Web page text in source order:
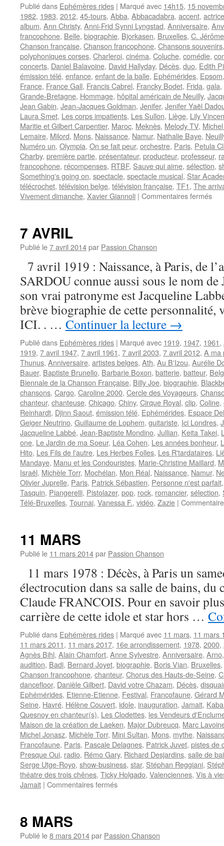
Publié dans Ephémères rides | Marqué avec 14h15, 15
1982, 1983, 2012, 45-tours, Abba, Abbacadabra, accent, actrice
album, Ann Christy, Anni-Frid Synni Lyngstad, Anniversaire,
francophone, Belle, biographie, Bjorkasen, Bruxelles, C. Jérôme
Chanson française, Chanson francophone, Chansons souvenirs
polyphoniques corses, Charleroi, cinéma, Coluche, comédie,
concerts, Daniel Balavoine, David Hallyday, Décès, duo, Edith
émission télé, enfance, enfant de la balle, Ephémérides, Epsom
France, France Gall, Francis Cabrel, Francky Bodet, Frida, gala,
Grande-Bretagne, Hommage, hôpital américain de Neuilly,
Jean Gabin, Jean-Jacques Goldman, Jenifer, Jenifer Yaël
Laura Smet, Les corps impatients, Les Sullon, Liège, Lily
Maritie et Gilbert Carpentier, Maroc, Meknès, Melody TV,
Lemaire, Milord, Mons, Naissance, Namur, Nathalie Baye,
Numéro un, Olympia, On se fait peur, orchestre, Paris, Petula
Charby, première partie, présentateur, producteur, professeur,
francophone, récompenses, RTBF, Sauve qui aime, sélection,
Something's going on, spectacle, spectacle musical, Star
télécrochet, télévision belge, télévision française, TF1, The
Vivement dimanche, Xavier Giannoli | Commentaires ferméssur
7 AVRIL
Publié le7 avril 2014par Passion Chanson
7 avril 1919 : Naissance, à Paris, de
SARDOU connue aussi sous le nom
son vrai patronyme est Jacqueline
brève biographie de cette
ICI. . … Continuer la lecture →
Publié dans Ephémères rides | Marqué avec 1919, 1947, 1961,
1919, 7 avril 1947, 7 avril 1961, 7 avril 2003, 7 avril 2012, A ma
Thunus, Anniversaire, artistes belges, Ath, Au B'Izou, Aurélie
Bauer, Baptiste Brunello, Barbarie Boxon, batterie, batteur,
Biennale de la Chanson Française, Billy Joe, biographie,
chansons, Cargo, Caroline 2000, Cercle des Voyageurs,
chanteur, chanteuse, Chicago, Chiny, Cirque Royal, clip, Coline,
Reinhardt, Djinn Saout, émission télé, Ephémérides, Espace
Geiger Neutrino, Guillaume de Lophem, guitariste, Ici Londres,
Jacqueline Labbé, Jean-Baptiste Mondino, Jullian, Keita Takei,
one, Le Jardin de ma Soeur, Léa Cohen, Les années bonheur,
Hito, Les Fils de l'autre, Les Herbes Folles, Les R'tardataires,
Mandaye, Manu et les Condouristes, Marie-Christine Maillard,
Israël, Michèle Torr, Mochélan, Mon Réal, Naissance, Namur,
Olivier Juprelle, Paris, Patrick Sébastien, Personne n'est parfait
Tasquin, Piangerelli, Pistolazer, pop, rock, romancier, sélection,
Télé-Bruxelles, Tournai, Vanessa F., vidéo, Zazie |
11 MARS
Publié le 11 mars 2014par Passion Chanson
11 mars 1978 : Décès, à Paris un
électrocution dans sa salle de bains, du
Claude FRANCOIS. Pour en savoir
carrière de cette idole et star hors …
Publié dans Ephémères rides | Marqué avec 11 mars, 11 mars
11 mars 2011, 11 mars 2017, 16e arrondissement, 1978, 2000,
Agnès Bihl, Alain Chamfort, Anne Sylvestre, Anniversaire, Arno
audition, Badi, Bernard Joyet, biographie, Boris Vian, Bruxelles,
Chanson francophone, chanteur, Chorus des Hauts-de-Seine,
dancefloor, Danièle Gilbert, David votre Chazam, Décès,
Ephémérides, Etienne-Etienne, Festival, Francofaune, Gérard
Seine, Havré, Hélène Couvert, idole, inauguration, Jamait,
Quesnoy en chanteur(s), Les Clodettes, les Vendeurs
Maison de la création de Laeken, Major Dubreucq, Marc
Michel Jonasz, Michèle Torr, Mini Sultan, Mons, mythe,
Francofaune, Paris, Pascale Delagnes, Patrick Juvet, pistes de
Presque Oui, radio, Rémo Gary, Richard Desjardins, salle de
Serge Utge-Royo, show-business, star, Stéphan Reggiani,
théatre des trois chênes, Ticky Holgado, Valenciennes, Vis à
Jamait | Commentaires ferméssur
8 MARS
Publié le8 mars 2014par Passion Chanson